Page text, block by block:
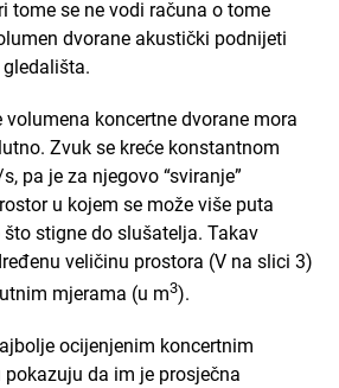
tome se ne vodi računa o tome
dvorane akustički podnijeti
koncertne dvorane mora
Zvuk se kreće konstantnom
pa je za njegovo “sviranje”
u kojem se može više puta
stigne do slušatelja. Takav
veličinu prostora (V na slici 3)
mjerama (u m3).
ocijenjenim koncertnim
da im je prosječna